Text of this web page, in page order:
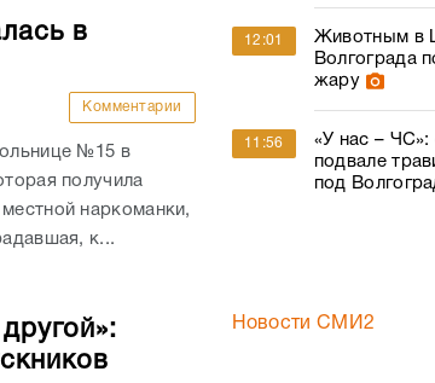
в
Комментарии
№15 в
получила
наркоманки,
к...
12:01
Животным в
Волгограда
жару
11:56
«У нас –
подвале
под
Новости СМИ2